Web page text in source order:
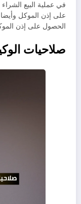
في عملية البيع
على إذن الموكل وأيضا
الحصول على إذن
صلاحيات